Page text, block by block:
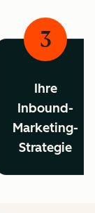
3
Ihre
Inbound-
Marketing-
Strategie